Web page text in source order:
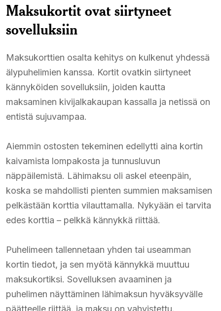
Maksukortit ovat siirtyneet
sovelluksiin
Maksukorttien osalta kehitys on kulkenut yhdessä
älypuhelimien kanssa. Kortit ovatkin siirtyneet
kännyköiden sovelluksiin, joiden kautta
maksaminen kivijalkakaupan kassalla ja netissä on
entistä sujuvampaa.
Aiemmin ostosten tekeminen edellytti aina kortin
kaivamista lompakosta ja tunnusluvun
näppäilemistä. Lähimaksu oli askel eteenpäin,
koska se mahdollisti pienten summien maksamisen
pelkästään korttia vilauttamalla. Nykyään ei tarvita
edes korttia – pelkkä kännykkä riittää.
Puhelimeen tallennetaan yhden tai useamman
kortin tiedot, ja sen myötä kännykkä muuttuu
maksukortiksi. Sovelluksen avaaminen ja
puhelimen näyttäminen lähimaksun hyväksyvälle